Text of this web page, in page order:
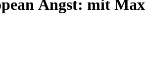
Ängst: mit